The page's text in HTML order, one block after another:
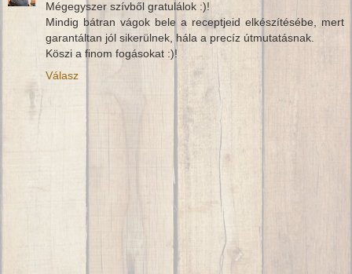
Mégegyszer szívből gratulálok :)!
Mindig bátran vágok bele a receptjeid elkészítésébe, mert
garantáltan jól sikerülnek, hála a precíz útmutatásnak.
Köszi a finom fogásokat :)!
Válasz